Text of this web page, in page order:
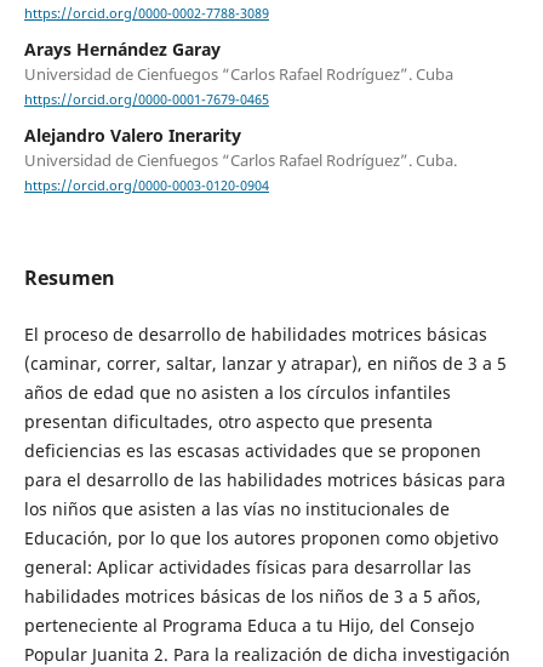
https://orcid.org/0000-0002-7788-3089
Arays Hernández Garay
Universidad de Cienfuegos “Carlos Rafael Rodríguez”. Cuba
https://orcid.org/0000-0001-7679-0465
Alejandro Valero Inerarity
Universidad de Cienfuegos “Carlos Rafael Rodríguez”. Cuba.
https://orcid.org/0000-0003-0120-0904
Resumen
El proceso de desarrollo de habilidades motrices básicas
(caminar, correr, saltar, lanzar y atrapar), en niños de 3 a 5
años de edad que no asisten a los círculos infantiles
presentan dificultades, otro aspecto que presenta
deficiencias es las escasas actividades que se proponen
para el desarrollo de las habilidades motrices básicas para
los niños que asisten a las vías no institucionales de
Educación, por lo que los autores proponen como objetivo
general: Aplicar actividades físicas para desarrollar las
habilidades motrices básicas de los niños de 3 a 5 años,
perteneciente al Programa Educa a tu Hijo, del Consejo
Popular Juanita 2. Para la realización de dicha investigación